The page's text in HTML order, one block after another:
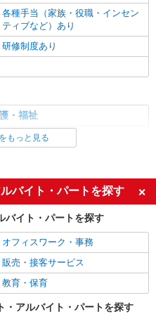
各種手当（家族・役職・インセン
ティブなど）あり
研修制度あり
・福祉
ミドル（40代～）活躍中
車通勤OK
社会保険あり
もっと見る
バイト・パートを探す
バイト・パートを探す
オフィスワーク・事務
販売・接客サービス
教育・保育
・アルバイト・パートを探す